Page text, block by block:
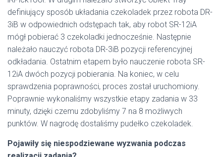
definiujący sposób układania czekoladek przez robota DR-
3iB w odpowiednich odstępach tak, aby robot SR-12iA
mógł pobierać 3 czekoladki jednocześnie. Następnie
należało nauczyć robota DR-3iB pozycji referencyjnej
odkładania. Ostatnim etapem było nauczenie robota SR-
12iA dwóch pozycji pobierania. Na koniec, w celu
sprawdzenia poprawności, proces został uruchomiony.
Poprawnie wykonaliśmy wszystkie etapy zadania w 33
minuty, dzięki czemu zdobyliśmy 7 na 8 możliwych
punktów. W nagrodę dostaliśmy pudełko czekoladek.
Pojawiły się niespodziewane wyzwania podczas